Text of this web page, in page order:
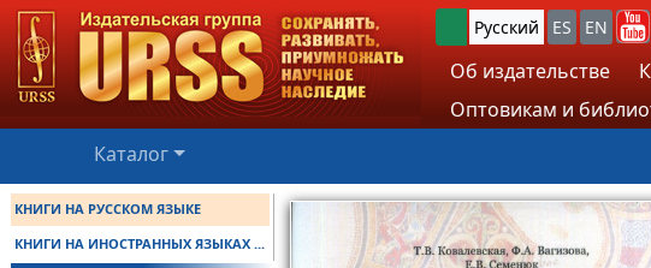
Русский ES EN
Об издательстве
Оптовикам и
Каталог
КНИГИ НА РУССКОМ ЯЗЫКЕ
КНИГИ НА ИНОСТРАННЫХ ЯЗЫКАХ ...